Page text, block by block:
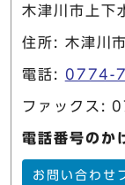
木津川市上下
住所: 木津川
電話: 0774-
ファックス:
電話番号のか
お問い合わせ